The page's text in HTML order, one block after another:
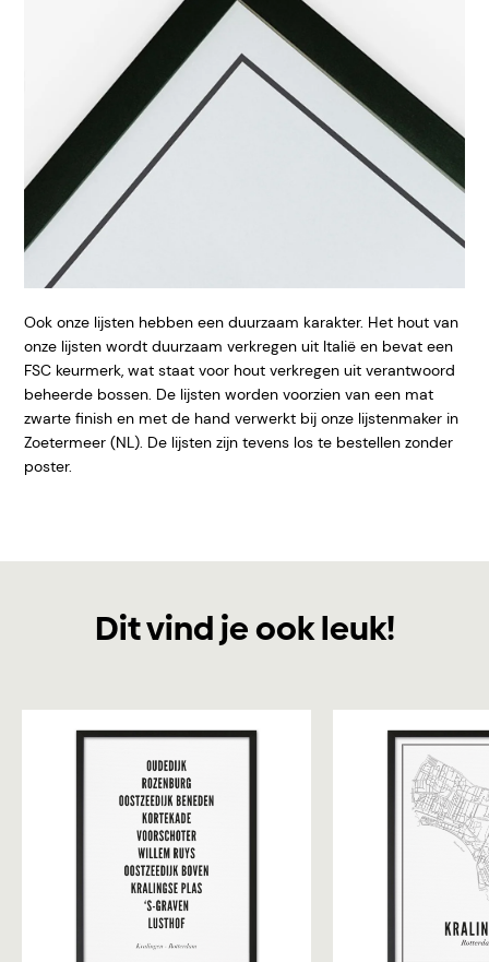
Ook onze lijsten hebben een duurzaam karakter. Het hout van
onze lijsten wordt duurzaam verkregen uit Italië en bevat een
FSC keurmerk, wat staat voor hout verkregen uit verantwoord
beheerde bossen. De lijsten worden voorzien van een mat
zwarte finish en met de hand verwerkt bij onze lijstenmaker in
Zoetermeer (NL). De lijsten zijn tevens los te bestellen zonder
poster.
Dit vind je ook leuk!